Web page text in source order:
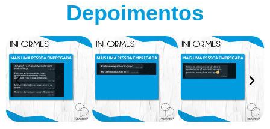
Depoimentos